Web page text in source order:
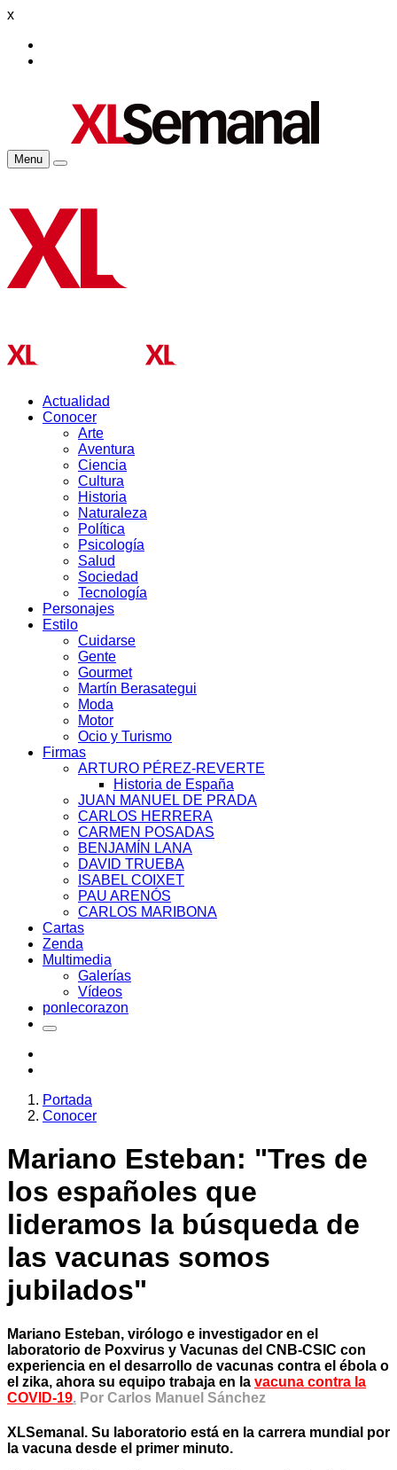
x
Menu
Actualidad
Conocer
Arte
Aventura
Ciencia
Cultura
Historia
Naturaleza
Política
Psicología
Salud
Sociedad
Tecnología
Personajes
Estilo
Cuidarse
Gente
Gourmet
Martín Berasategui
Moda
Motor
Ocio y Turismo
Firmas
ARTURO PÉREZ-REVERTE
Historia de España
JUAN MANUEL DE PRADA
CARLOS HERRERA
CARMEN POSADAS
BENJAMÍN LANA
DAVID TRUEBA
ISABEL COIXET
PAU ARENÓS
CARLOS MARIBONA
Cartas
Zenda
Multimedia
Galerías
Vídeos
ponlecorazon
Portada
Conocer
Mariano Esteban: "Tres de
los españoles que
lideramos la búsqueda de
las vacunas somos
jubilados"
Mariano Esteban, virólogo e investigador en el
laboratorio de Poxvirus y Vacunas del CNB-CSIC con
experiencia en el desarrollo de vacunas contra el ébola o
el zika, ahora su equipo trabaja en la vacuna contra la
COVID-19. Por Carlos Manuel Sánchez
XLSemanal. Su laboratorio está en la carrera mundial por
la vacuna desde el primer minuto.